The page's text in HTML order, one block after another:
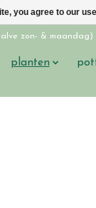
zon- & maandag)
planten
you agree to our